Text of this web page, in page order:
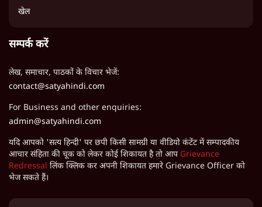
खेल
सम्पर्क करें
लेख, समाचार, पाठकों के विचार भेजें:
contact@satyahindi.com
For Business and other enquiries:
admin@satyahindi.com
यदि आपको 'सत्य हिन्दी' पर छपी किसी सामग्री या वीडियो कंटेंट में सम्पादकीय
आचार संहिता की चूक को लेकर कोई शिकायत है तो आप Grievance
Redressal लिंक क्लिक कर अपनी शिकायत हमारे Grievance Officer को
भेज सकते हैं।